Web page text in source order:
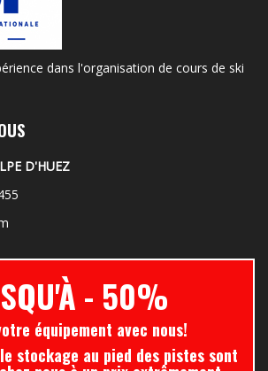
dans l'organisation de cours de ski
D'HUEZ
- 50%
équipement avec nous!
stockage au pied des pistes sont